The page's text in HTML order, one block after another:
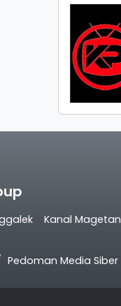
Kanal Magetan
Pedoman Media Siber